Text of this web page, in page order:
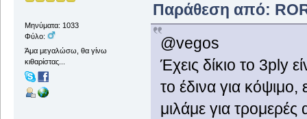
Μηνύματα: 1033
Φύλο:
Άμα μεγαλώσω, θα γίνω
κιθαρίστας...
Παράθεση από:
@vegos
Έχεις δίκιο το 3ply
το έδινα για κόψιμο,
μιλάμε για τρομερές